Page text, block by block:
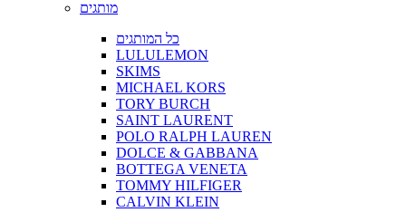
מותגים
כל המותגים
LULULEMON
SKIMS
MICHAEL KORS
TORY BURCH
SAINT LAURENT
POLO RALPH LAUREN
DOLCE & GABBANA
BOTTEGA VENETA
TOMMY HILFIGER
CALVIN KLEIN